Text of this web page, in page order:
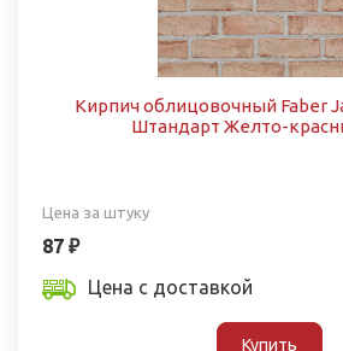
Кирпич облицовочный Faber
Штандарт Желто-
Цена за штуку
87 ₽
Цена с доставкой
Купить